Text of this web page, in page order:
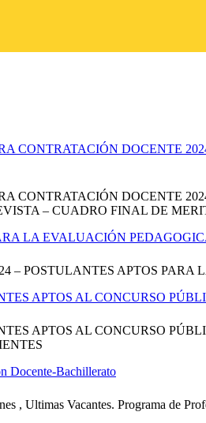
CONTRATACIÓN DOCENTE
CONTRATACIÓN DOCENTE
– CUADRO FINAL DE
LA EVALUACIÓN
– POSTULANTES APTOS
APTOS AL CONCURSO
APTOS AL CONCURSO
Docente-Bachillerato
, Ultimas Vacantes. Programa de